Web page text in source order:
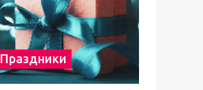
Праздники